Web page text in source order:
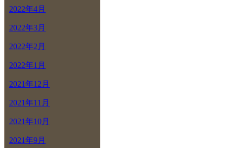
2022年4月
2022年3月
2022年2月
2022年1月
2021年12月
2021年11月
2021年10月
2021年9月